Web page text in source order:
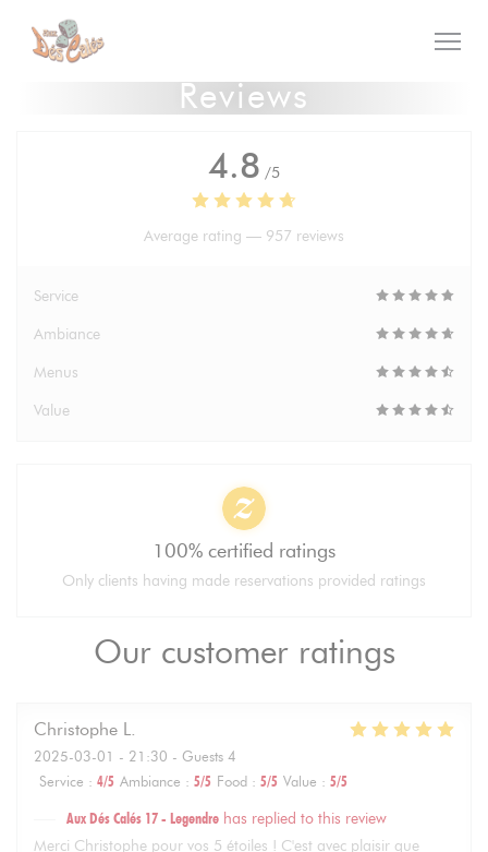
Personalizing your cookie choices
Reviews
Our customer ratings
Christophe L
2025-03-01 - 21:30 - Guests 4
Service : 4/5 Ambiance : 5/5 Food : 5/5 Value : 5/5
Aux Dés Calés 17 - Legendre has replied to this review
Merci Christophe pour vos 5 étoiles ! C'est avec plaisir que
4.8 /5
Average rating — 957 reviews
Service
Ambiance
Menus
Value
100% certified ratings
Only clients having made reservations provided ratings